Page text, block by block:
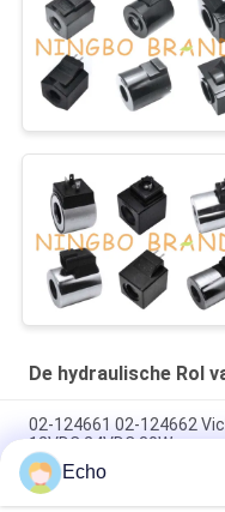
De hydraulische Rol
02-124661 02-124662
12VDC 24VDC 30W
Vickerstype Hydraulische
Echo